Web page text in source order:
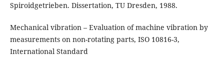
Spiroidgetrieben. Dissertation, TU Dresden, 1988.
Mechanical vibration – Evaluation of machine vibration by
measurements on non-rotating parts, ISO 10816-3,
International Standard